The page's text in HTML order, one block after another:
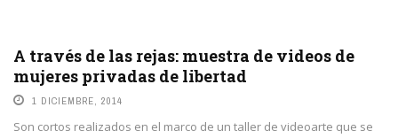
A través de las rejas: muestra de videos de
mujeres privadas de libertad
1 DICIEMBRE, 2014
Son cortos realizados en el marco de un taller de videoarte que se